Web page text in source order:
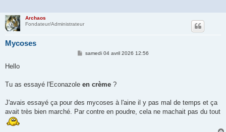
Archaos
Fondateur/Administrateur
Mycoses
M
g
samedi 04 avril 2026 12:56
Hello
Tu as essayé l'Econazole en crème ?
J'avais essayé ça pour des mycoses à l'aine il y pas mal de temps et ça
avait très bien marché. Par contre en poudre, cela ne machait pas du tout